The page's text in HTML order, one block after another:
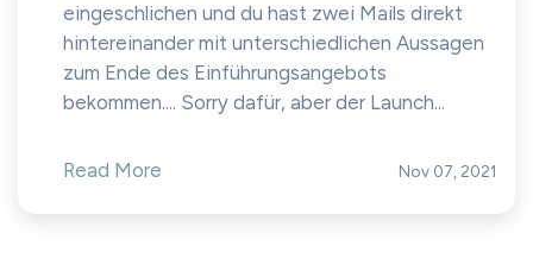
eingeschlichen und du hast zwei Mails direkt
hintereinander mit unterschiedlichen Aussagen
zum Ende des Einführungsangebots
bekommen.... Sorry dafür, aber der Launch...
Read More Nov 07, 2021